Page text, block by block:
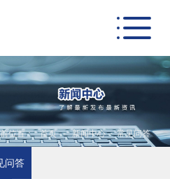
位置： 首页 - 新闻中心 - 常见问答
问答